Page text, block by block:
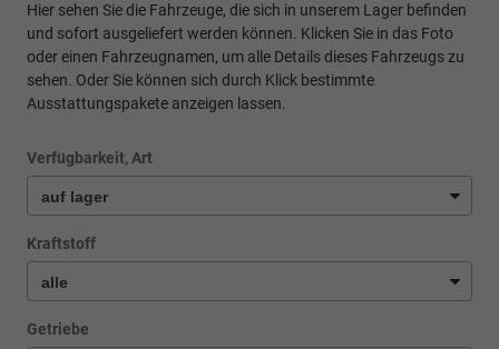
Hier sehen Sie die Fahrzeuge, die sich in unserem Lager befinden
und sofort ausgeliefert werden können. Klicken Sie in das Foto
oder einen Fahrzeugnamen, um alle Details dieses Fahrzeugs zu
sehen. Oder Sie können sich durch Klick bestimmte
Ausstattungspakete anzeigen lassen.
Verfügbarkeit, Art
Kraftstoff
Getriebe